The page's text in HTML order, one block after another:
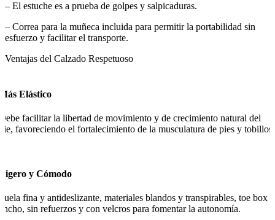
– El estuche es a prueba de golpes y salpicaduras.
– Correa para la muñeca incluida para permitir la portabilidad sin
esfuerzo y facilitar el transporte.
Ventajas del Calzado Respetuoso
Elástico
facilitar la libertad de movimiento y de crecimiento natural del
favoreciendo el fortalecimiento de la musculatura de pies y tobillos.
y Cómodo
fina y antideslizante, materiales blandos y transpirables, toe box
sin refuerzos y con velcros para fomentar la autonomía.